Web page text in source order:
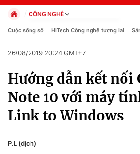
Chính trị
Xã hội
Pháp luật
CÔNG NGHỆ
Chính trị
Pháp luật
Thể thao
Truyền hình
Văn hóa - Giải trí
Y tế
Công nghệ
Cuộc sống số HiTech Công nghệ tương lai
26/08/2019 20:24 GMT+7
Hướng dẫn kết nối
Note 10 với máy
Link to Windows
P.L (dịch)